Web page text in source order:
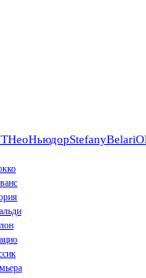
НеоНьюдорStefanyBelari